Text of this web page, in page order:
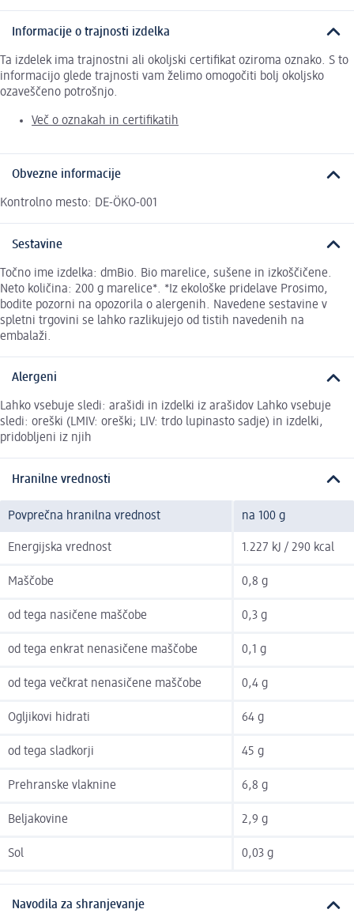
Informacije o trajnosti izdelka
Ta izdelek ima trajnostni ali okoljski certifikat oziroma oznako. S to
informacijo glede trajnosti vam želimo omogočiti bolj okoljsko
ozaveščeno potrošnjo.
Več o oznakah in certifikatih
Obvezne informacije
Kontrolno mesto: DE-ÖKO-001
Sestavine
Točno ime izdelka: dmBio. Bio marelice, sušene in izkoščičene.
Neto količina: 200 g marelice*. *Iz ekološke pridelave Prosimo,
bodite pozorni na opozorila o alergenih. Navedene sestavine v
spletni trgovini se lahko razlikujejo od tistih navedenih na
embalaži.
Alergeni
Lahko vsebuje sledi: arašidi in izdelki iz arašidov Lahko vsebuje
sledi: oreški (LMIV: oreški; LIV: trdo lupinasto sadje) in izdelki,
pridobljeni iz njih
Hranilne vrednosti
Povprečna hranilna vrednost na 100 g
Energijska vrednost 1.227 kJ / 290 kcal
Maščobe 0,8 g
od tega nasičene maščobe 0,3 g
od tega enkrat nenasičene maščobe 0,1 g
od tega večkrat nenasičene maščobe 0,4 g
Ogljikovi hidrati 64 g
od tega sladkorji 45 g
Prehranske vlaknine 6,8 g
Beljakovine 2,9 g
Sol 0,03 g
Navodila za shranjevanje